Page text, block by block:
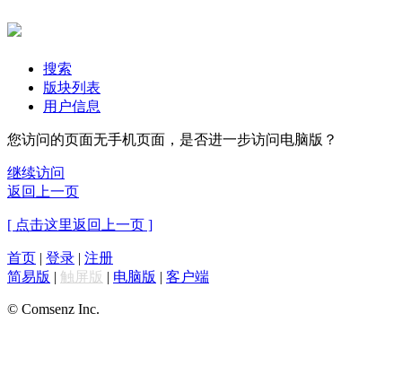
搜索
版块列表
用户信息
您访问的页面无手机页面，是否进一步访问电脑版？
继续访问
返回上一页
[ 点击这里返回上一页 ]
首页 | 登录 | 注册
简易版 | 触屏版 | 电脑版 | 客户端
© Comsenz Inc.